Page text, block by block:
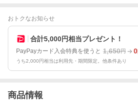
おトクなお知らせ
合計5,000円相当プレゼント！
PayPayカード入会特典を使うと 1,650円 0
うち2,000円相当は利用先・期間限定。他条件あり
商品情報